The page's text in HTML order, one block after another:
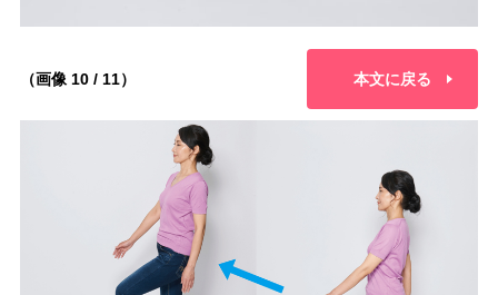
（画像 10 / 11） 本文に戻る